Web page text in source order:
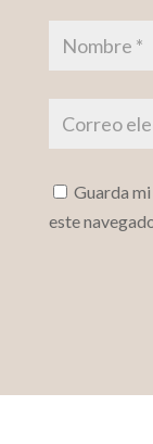
Guarda
este